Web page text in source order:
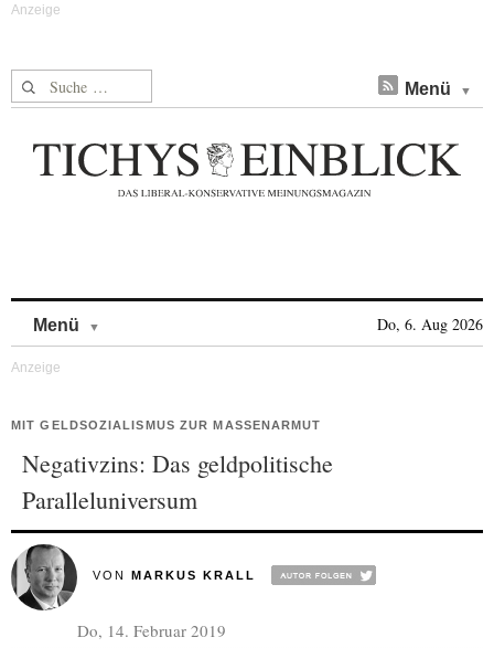
Suche nach: Menü
Menü Do, 6. Aug 2026
MIT GELDSOZIALISMUS ZUR MASSENARMUT
Negativzins: Das geldpolitische
Paralleluniversum
VON MARKUS KRALL
Do, 14. Februar 2019